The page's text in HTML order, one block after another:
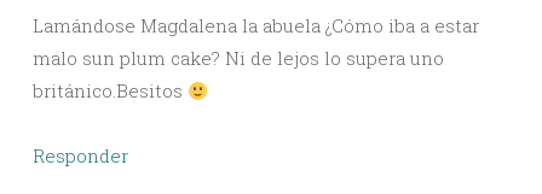
Lamándose Magdalena la abuela ¿Cómo iba a estar
malo sun plum cake? Ni de lejos lo supera uno
británico.Besitos
Responder